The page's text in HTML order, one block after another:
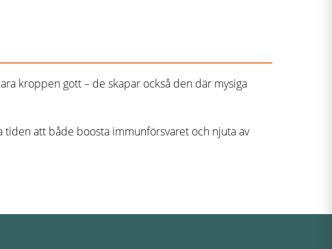
kroppen gott – de skapar också den där mysiga
att både boosta immunförsvaret och njuta av